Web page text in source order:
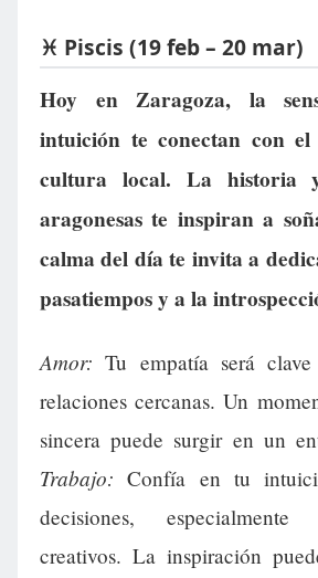
♓ Piscis (19 feb – 20 mar)
Hoy en Zaragoza, la
intuición te conectan con
cultura local. La historia
aragonesas te inspiran a
calma del día te invita a
pasatiempos y a la
Amor: Tu empatía será
relaciones cercanas. Un
sincera puede surgir en un
Trabajo: Confía en tu
decisiones,
creativos. La inspiración